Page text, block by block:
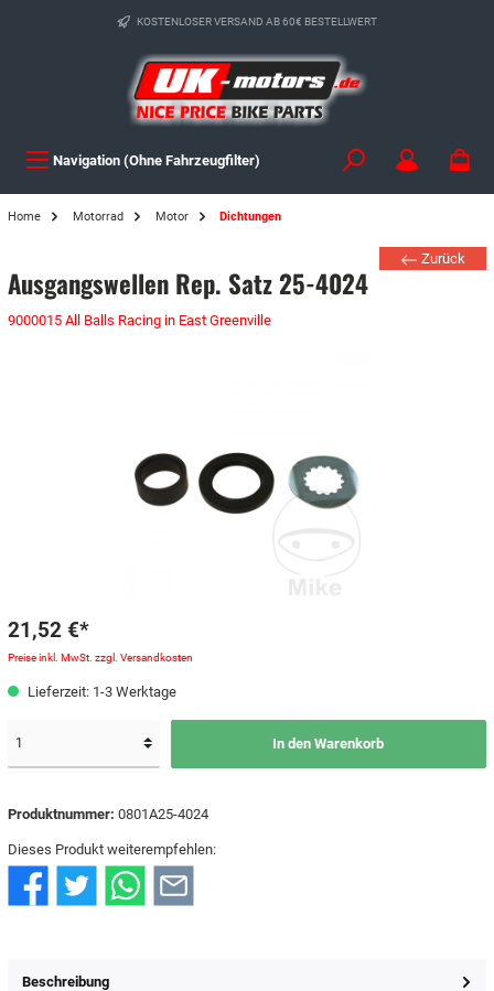
KOSTENLOSER VERSAND AB 60€ BESTELLWERT
Navigation (Ohne Fahrzeugfilter)
Home Motorrad Motor Dichtungen
Zurück
Ausgangswellen Rep. Satz 25-4024
9000015 All Balls Racing in East Greenville
21,52 €*
Preise inkl. MwSt. zzgl. Versandkosten
Lieferzeit: 1-3 Werktage
In den Warenkorb
Produktnummer: 0801A25-4024
Dieses Produkt weiterempfehlen:
Beschreibung